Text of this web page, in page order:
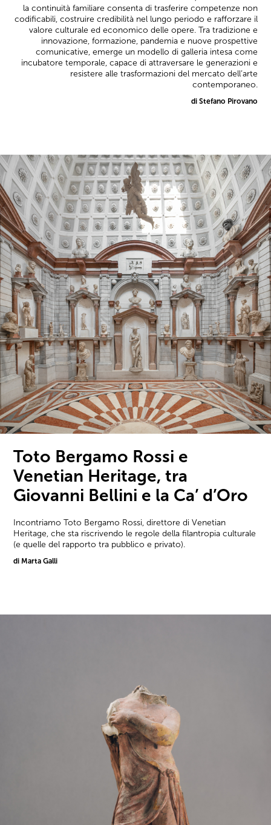
la continuità familiare consenta di trasferire competenze non
codificabili, costruire credibilità nel lungo periodo e rafforzare il
valore culturale ed economico delle opere. Tra tradizione e
innovazione, formazione, pandemia e nuove prospettive
comunicative, emerge un modello di galleria intesa come
incubatore temporale, capace di attraversare le generazioni e
resistere alle trasformazioni del mercato dell’arte
contemporaneo.
di Stefano Pirovano
Toto Bergamo Rossi e
Venetian Heritage, tra
Giovanni Bellini e la Ca’ d’Oro
Incontriamo Toto Bergamo Rossi, direttore di Venetian
Heritage, che sta riscrivendo le regole della filantropia culturale
(e quelle del rapporto tra pubblico e privato).
di Marta Galli